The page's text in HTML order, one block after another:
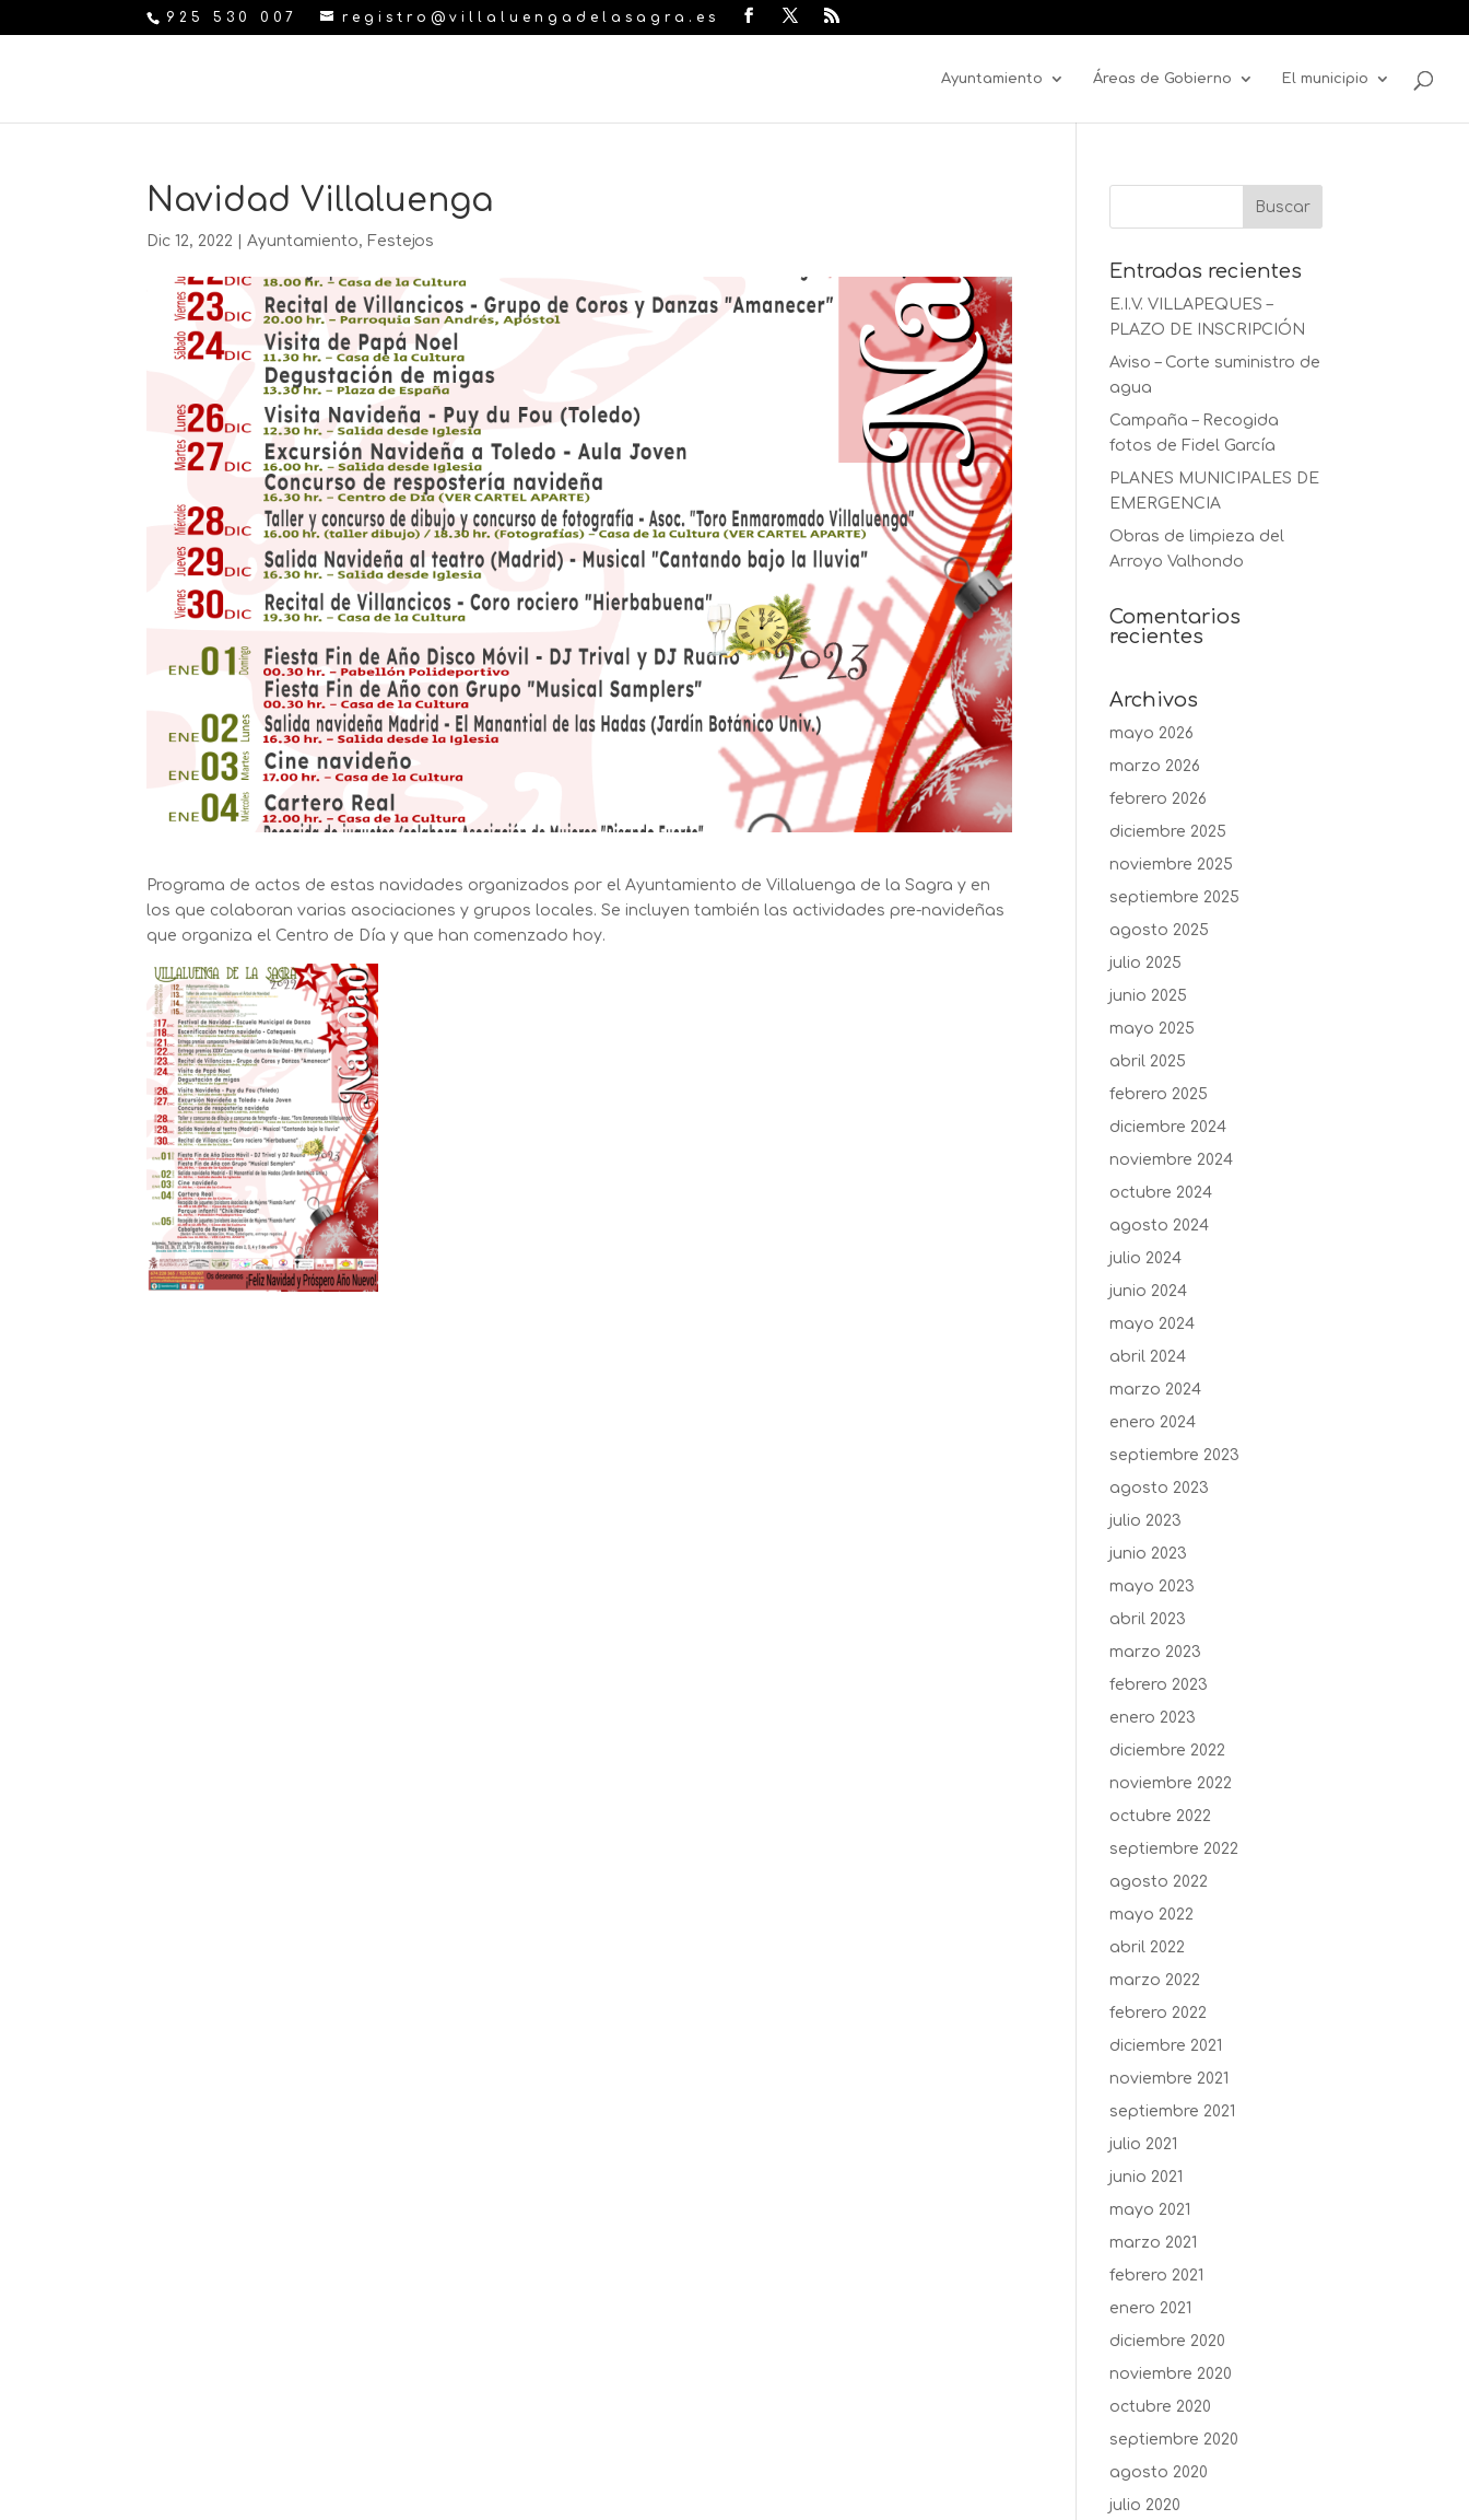
925 530 007 registro@villaluengadelasagra.es
Ayuntamiento Áreas de Gobierno El municipio
Navidad Villaluenga
Dic 12, 2022 |Ayuntamiento, Festejos
Programa de actos de estas navidades organizados por el Ayuntamiento de Villaluenga de la Sagra y en
los que colaboran varias asociaciones y grupos locales. Se incluyen también las actividades pre-navideñas
que organiza el Centro de Día y que han comenzado hoy.
Entradas recientes
E.I.V. VILLAPEQUES –
PLAZO DE INSCRIPCIÓN
Aviso – Corte suministro de
agua
Campaña – Recogida
fotos de Fidel García
PLANES MUNICIPALES DE
EMERGENCIA
Obras de limpieza del
Arroyo Valhondo
Comentarios
recientes
Archivos
mayo 2026
marzo 2026
febrero 2026
diciembre 2025
noviembre 2025
septiembre 2025
agosto 2025
julio 2025
junio 2025
mayo 2025
abril 2025
febrero 2025
diciembre 2024
noviembre 2024
octubre 2024
agosto 2024
julio 2024
junio 2024
mayo 2024
abril 2024
marzo 2024
enero 2024
septiembre 2023
agosto 2023
julio 2023
junio 2023
mayo 2023
abril 2023
marzo 2023
febrero 2023
enero 2023
diciembre 2022
noviembre 2022
octubre 2022
septiembre 2022
agosto 2022
mayo 2022
abril 2022
marzo 2022
febrero 2022
diciembre 2021
noviembre 2021
septiembre 2021
julio 2021
junio 2021
mayo 2021
marzo 2021
febrero 2021
enero 2021
diciembre 2020
noviembre 2020
octubre 2020
septiembre 2020
agosto 2020
julio 2020